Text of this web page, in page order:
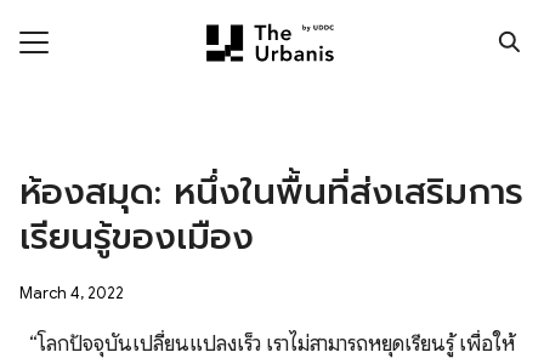
Realm
ห้องสมุด: หนึ่งในพื้นที่ส่งเสริมการ
เรียนรู้ของเมือง
March 4, 2022
“โลกปัจจุบันเปลี่ยนแปลงเร็ว เราไม่สามารถหยุดเรียนรู้ เพื่อให้